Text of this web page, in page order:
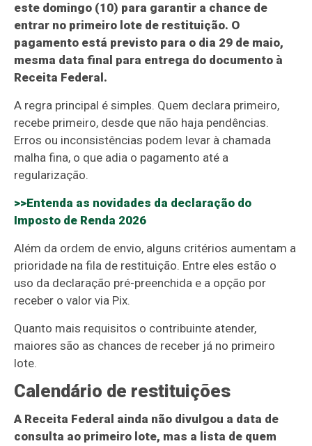
este domingo (10) para garantir a chance de
entrar no primeiro lote de restituição. O
pagamento está previsto para o dia 29 de maio,
mesma data final para entrega do documento à
Receita Federal.
A regra principal é simples. Quem declara primeiro,
recebe primeiro, desde que não haja pendências.
Erros ou inconsistências podem levar à chamada
malha fina, o que adia o pagamento até a
regularização.
>>Entenda as novidades da declaração do
Imposto de Renda 2026
Além da ordem de envio, alguns critérios aumentam a
prioridade na fila de restituição. Entre eles estão o
uso da declaração pré-preenchida e a opção por
receber o valor via Pix.
Quanto mais requisitos o contribuinte atender,
maiores são as chances de receber já no primeiro
lote.
Calendário de restituições
A Receita Federal ainda não divulgou a data de
consulta ao primeiro lote, mas a lista de quem